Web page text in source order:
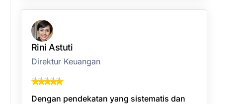
Rini Astuti
Direktur Keuangan
Dengan pendekatan yang sistematis dan